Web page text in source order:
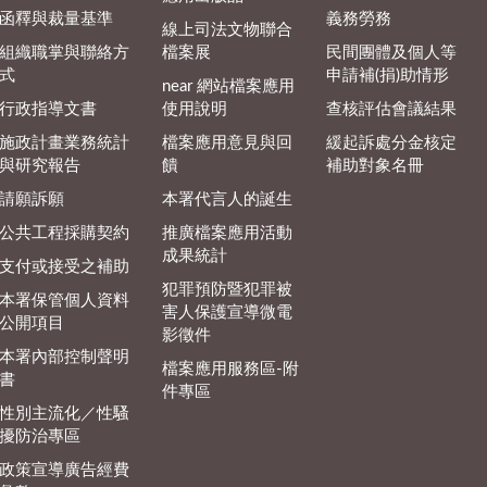
釋與裁量基準
織職掌與聯絡方
政指導文書
政計畫業務統計
研究報告
願訴願
共工程採購契約
付或接受之補助
署保管個人資料
開項目
署內部控制聲明
別主流化／性騷
防治專區
策宣導廣告經費
線上司法文物聯合
檔案展
near 網站檔案應用
使用說明
檔案應用意見與回
饋
本署代言人的誕生
推廣檔案應用活動
成果統計
犯罪預防暨犯罪被
害人保護宣導微電
影徵件
檔案應用服務區-附
件專區
義務勞務
民間團體及個人等
申請補(捐)助情形
查核評估會議結果
緩起訴處分金核定
補助對象名冊